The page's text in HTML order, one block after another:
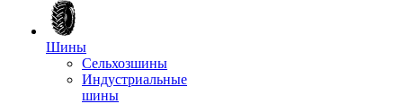
Шины
Сельхозшины
Индустриальные
шины